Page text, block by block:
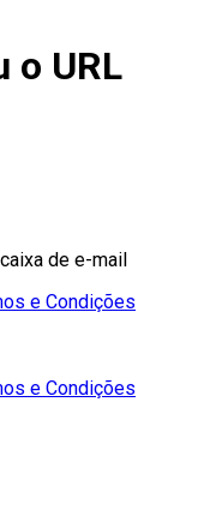
o URL
de e-mail
e Condições
e Condições